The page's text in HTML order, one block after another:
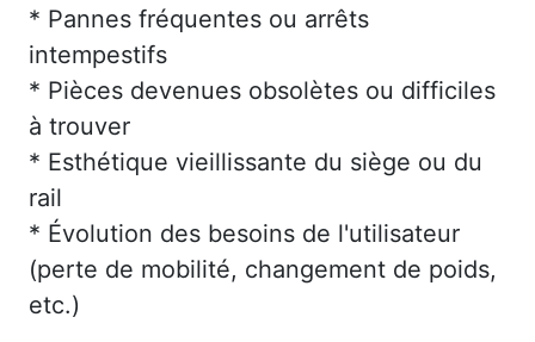
* Pannes fréquentes ou arrêts
intempestifs
* Pièces devenues obsolètes ou difficiles
à trouver
* Esthétique vieillissante du siège ou du
rail
* Évolution des besoins de l'utilisateur
(perte de mobilité, changement de poids,
etc.)